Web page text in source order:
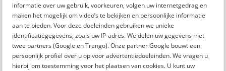
informatie over uw gebruik, voorkeuren, volgen uw internetgedrag en
maken het mogelijk om video’s te bekijken en persoonlijke informatie
aan te bieden. Voor deze doeleinden gebruiken we unieke
identificatiegegevens, zoals uw IP-adres. We delen uw gegevens met
twee partners (Google en Trengo). Onze partner Google bouwt een
persoonlijk profiel over u op voor advertentiedoeleinden. We vragen u
hierbij om toestemming voor het plaatsen van cookies. U kunt uw
Voorbeeldteksten:
Voorbeeldberichten Facebook/LinkedIn ->